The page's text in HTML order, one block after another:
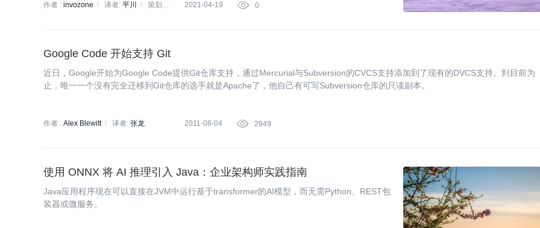
作者 : invozone 译者: 平川
策划:
2021-04-19  0
Google Code 开始支持 Git
近日，Google开始为Google Code提供Git仓库支持，通过Mercurial与Subversion的CVCS支持添加到了现有的DVCS支持。到目前为
止，唯一一个没有完全迁移到Git仓库的选手就是Apache了，他自己有可写Subversion仓库的只读副本。
作者 : Alex Blewitt 译者: 张龙 2011-08-04  2949
使用 ONNX 将 AI 推理引入 Java：企业架构师实践指南
Java应用程序现在可以直接在JVM中运行基于transformer的AI模型，而无需Python、REST包
装器或微服务。